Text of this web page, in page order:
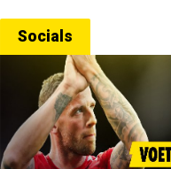
Socials